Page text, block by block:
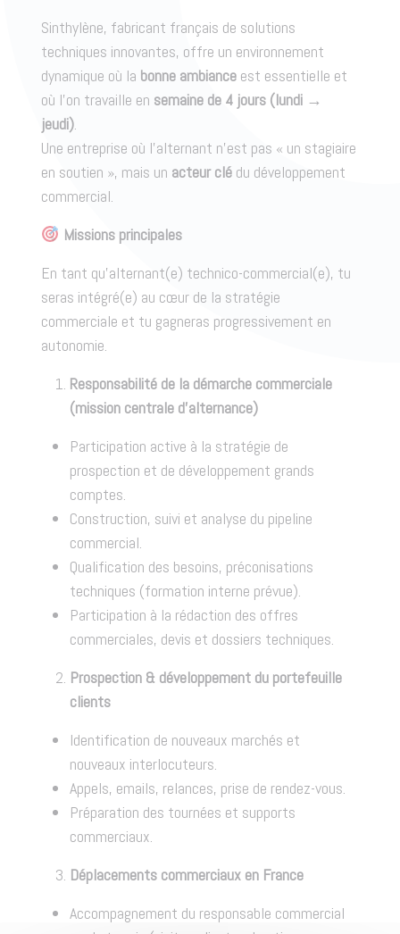
Sinthylène, fabricant français de solutions
techniques innovantes, offre un environnement
dynamique où la bonne ambiance est essentielle et
où l’on travaille en semaine de 4 jours (lundi →
jeudi).
Une entreprise où l’alternant n’est pas « un stagiaire
en soutien », mais un acteur clé du développement
commercial.
Missions principales
En tant qu’alternant(e) technico-commercial(e), tu
seras intégré(e) au cœur de la stratégie
commerciale et tu gagneras progressivement en
autonomie.
Responsabilité de la démarche commerciale
(mission centrale d’alternance)
Participation active à la stratégie de
prospection et de développement grands
comptes.
Construction, suivi et analyse du pipeline
commercial.
Qualification des besoins, préconisations
techniques (formation interne prévue).
Participation à la rédaction des offres
commerciales, devis et dossiers techniques.
Prospection & développement du portefeuille
clients
Identification de nouveaux marchés et
nouveaux interlocuteurs.
Appels, emails, relances, prise de rendez-vous.
Préparation des tournées et supports
commerciaux.
Déplacements commerciaux en France
Accompagnement du responsable commercial